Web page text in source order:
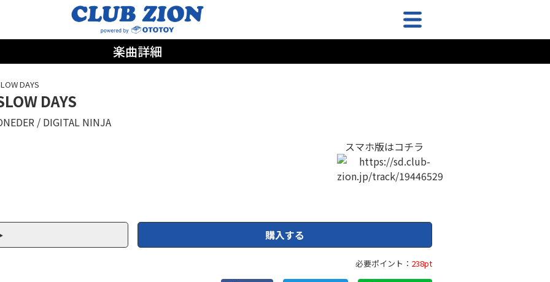
楽曲詳細
DAYS
DAYS
DIGITAL NINJA
スマホ版はコチラ
購入する
必要ポイント： 238pt